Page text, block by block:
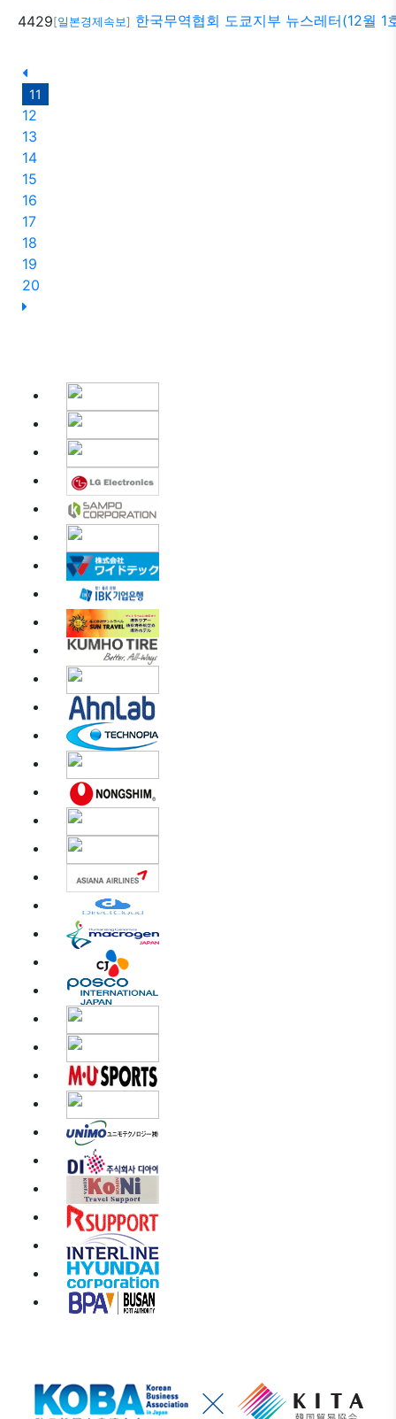
4429 [일본경제속보] 한국무역협회 도쿄지부 뉴스레터(12월 1
11
12
13
14
15
16
17
18
19
20